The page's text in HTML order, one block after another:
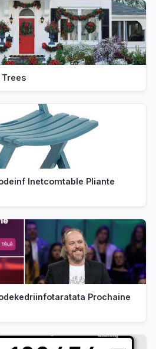
Inetcomtable Pliante
Prochaine